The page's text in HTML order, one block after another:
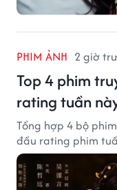
PHIM ẢNH 2 giờ
Top 4 phim
rating tuần
Tổng hợp 4 bộ
đầu rating phim